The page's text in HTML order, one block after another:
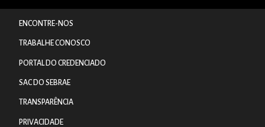
ENCONTRE-NOS
TRABALHE CONOSCO
PORTAL DO CREDENCIADO
SAC DO SEBRAE
TRANSPARÊNCIA
PRIVACIDADE